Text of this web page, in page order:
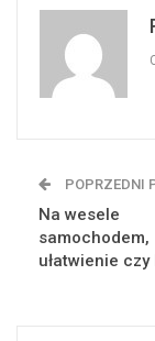
POPRZEDNI
Na wesele
samochodem,
ułatwienie czy